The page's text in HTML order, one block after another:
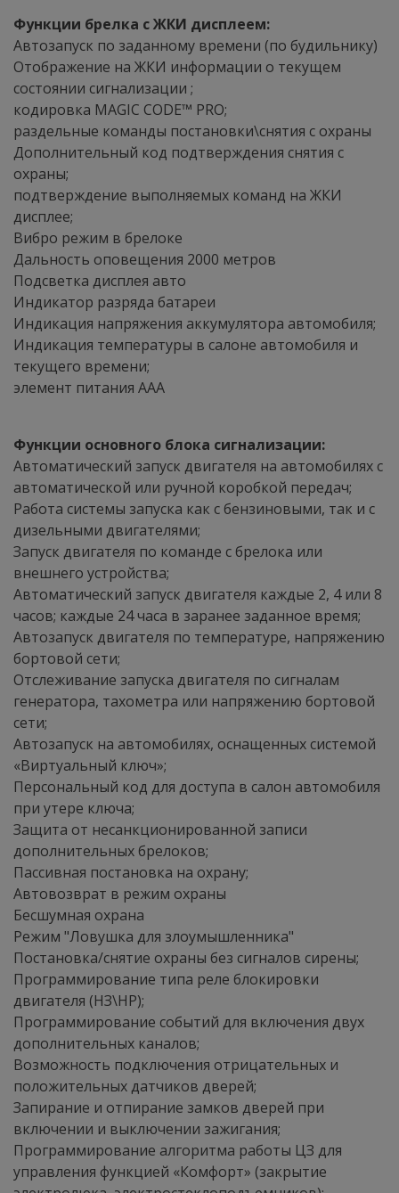
Функции брелка с ЖКИ дисплеем:
Автозапуск по заданному времени (по будильнику)
Отображение на ЖКИ информации о текущем
состоянии сигнализации ;
кодировка MAGIC CODE™ PRO;
раздельные команды постановки\снятия с охраны
Дополнительный код подтверждения снятия с
охраны;
подтверждение выполняемых команд на ЖКИ
дисплее;
Вибро режим в брелоке
Дальность оповещения 2000 метров
Подсветка дисплея авто
Индикатор разряда батареи
Индикация напряжения аккумулятора автомобиля;
Индикация температуры в салоне автомобиля и
текущего времени;
элемент питания ААА
Функции основного блока сигнализации:
Автоматический запуск двигателя на автомобилях с
автоматической или ручной коробкой передач;
Работа системы запуска как с бензиновыми, так и с
дизельными двигателями;
Запуск двигателя по команде с брелока или
внешнего устройства;
Автоматический запуск двигателя каждые 2, 4 или 8
часов; каждые 24 часа в заранее заданное время;
Автозапуск двигателя по температуре, напряжению
бортовой сети;
Отслеживание запуска двигателя по сигналам
генератора, тахометра или напряжению бортовой
сети;
Автозапуск на автомобилях, оснащенных системой
«Виртуальный ключ»;
Персональный код для доступа в салон автомобиля
при утере ключа;
Защита от несанкционированной записи
дополнительных брелоков;
Пассивная постановка на охрану;
Автовозврат в режим охраны
Бесшумная охрана
Режим "Ловушка для злоумышленника"
Постановка/снятие охраны без сигналов сирены;
Программирование типа реле блокировки
двигателя (НЗ\HP);
Программирование событий для включения двух
дополнительных каналов;
Возможность подключения отрицательных и
положительных датчиков дверей;
Запирание и отпирание замков дверей при
включении и выключении зажигания;
Программирование алгоритма работы ЦЗ для
управления функцией «Комфорт» (закрытие